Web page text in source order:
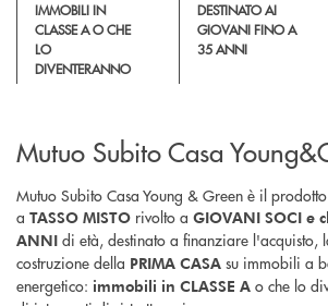
IMMOBILI IN
CLASSE A O CHE
LO
DIVENTERANNO
DESTINATO AI
GIOVANI FINO A
35 ANNI
Mutuo Subito Casa
Mutuo Subito Casa Young & Green è il
a TASSO MISTO rivolto a GIOVANI SOCI e
ANNI di età, destinato a finanziare l'acquisto,
costruzione della PRIMA CASA su immobili a
energetico: immobili in CLASSE A o che lo